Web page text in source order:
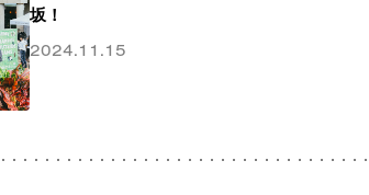
坂！
2024.11.15